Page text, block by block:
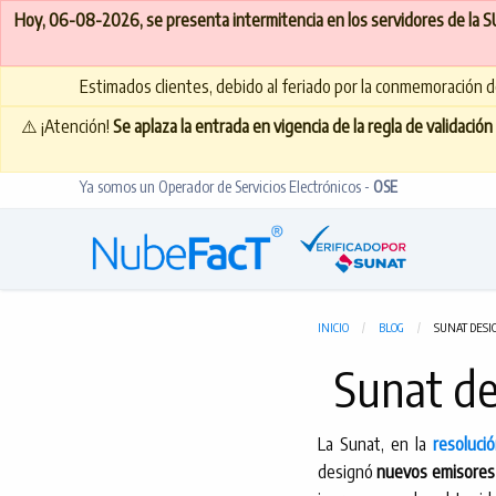
Hoy, 06-08-2026, se presenta intermitencia en los servidores de la
Estimados clientes, debido al feriado por la conmemoración
⚠️ ¡Atención! Se aplaza la entrada en vigencia de la regla de
Ya somos un Operador de Servicios Electrónicos - OSE
INICIO BLOG SUNAT
Sunat
La Sunat, en la
designónuevos